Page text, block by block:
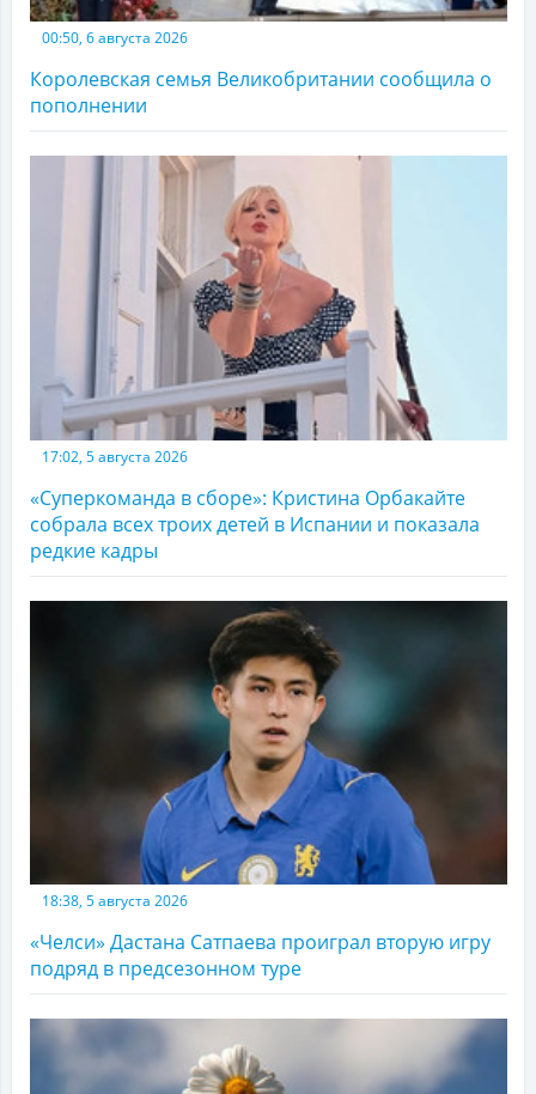
00:50, 6 августа 2026
Королевская семья Великобритании сообщила о
пополнении
17:02, 5 августа 2026
«Суперкоманда в сборе»: Кристина Орбакайте
собрала всех троих детей в Испании и показала
редкие кадры
18:38, 5 августа 2026
«Челси» Дастана Сатпаева проиграл вторую игру
подряд в предсезонном туре